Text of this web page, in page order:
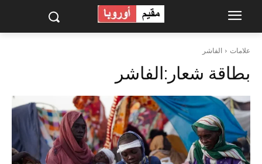
علامات الفاشر
بطاقة شعار:الفاشر